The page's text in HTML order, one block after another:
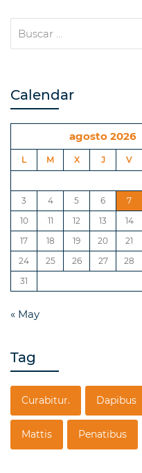
Calendar
agosto 2026
L M X J V
3
4 5 6 7
10
11 12 13 14
17
18 19 20 21
24
25 26 27 28
31
« May
Tag
Curabitur. Dapibus
Mattis Penatibus